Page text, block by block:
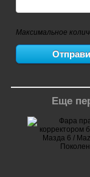
Максимальное
Еще